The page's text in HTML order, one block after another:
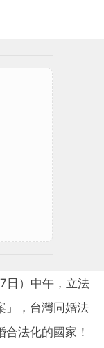
日）中午，立法
」，台灣同婚法
法化的國家！